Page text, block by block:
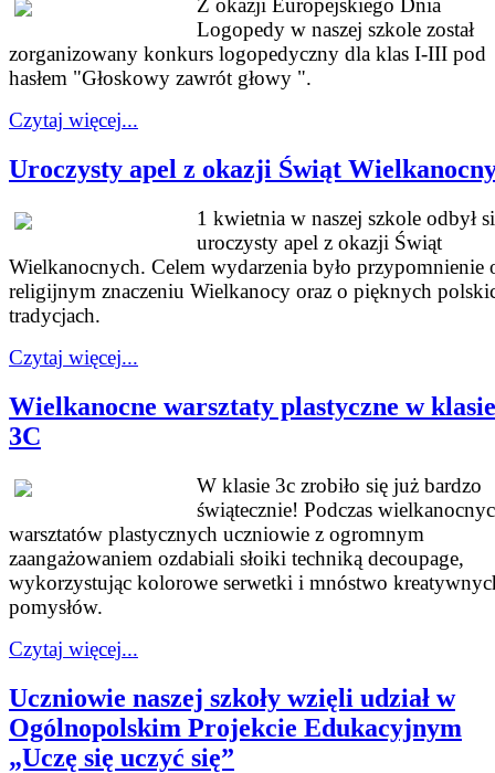
Z okazji Europejskiego Dnia
Logopedy w naszej szkole został
zorganizowany konkurs logopedyczny dla klas I-III pod
hasłem "Głoskowy zawrót głowy ".
Czytaj więcej...
Uroczysty apel z okazji Świąt
1 kwietnia w naszej szkole odbył
uroczysty apel z okazji Świąt
Wielkanocnych. Celem wydarzenia było przypomnienie
religijnym znaczeniu Wielkanocy oraz o pięknych
tradycjach.
Czytaj więcej...
Wielkanocne warsztaty plastyczne w klasie
3C
W klasie 3c zrobiło się już bardzo
świątecznie! Podczas
warsztatów plastycznych uczniowie z ogromnym
zaangażowaniem ozdabiali słoiki techniką decoupage,
wykorzystując kolorowe serwetki i mnóstwo
pomysłów.
Czytaj więcej...
Uczniowie naszej szkoły wzięli udział w
Ogólnopolskim Projekcie Edukacyjnym
„Uczę się uczyć się”